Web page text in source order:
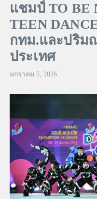
แชมป์ TO BE
TEEN
กทม.และปริม
ประเทศ
มกราคม 5, 2026